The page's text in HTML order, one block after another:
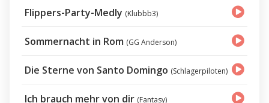
Flippers-Party-Medly (Klubbb3)
Sommernacht in Rom (GG Anderson)
Die Sterne von Santo Domingo (Schlagerpiloten)
Ich brauch mehr von dir (Fantasy)